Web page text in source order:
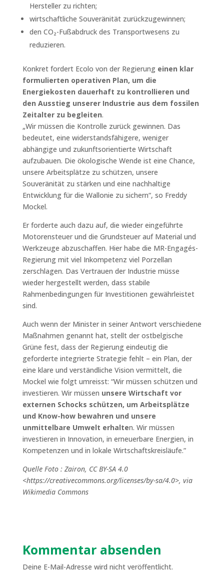
Hersteller zu richten;
wirtschaftliche Souveränität zurückzugewinnen;
den CO₂-Fußabdruck des Transportwesens zu
reduzieren.
Konkret fordert Ecolo von der Regierung einen klar
formulierten operativen Plan, um die
Energiekosten dauerhaft zu kontrollieren und
den Ausstieg unserer Industrie aus dem fossilen
Zeitalter zu begleiten.
„Wir müssen die Kontrolle zurück gewinnen. Das
bedeutet, eine widerstandsfähigere, weniger
abhängige und zukunftsorientierte Wirtschaft
aufzubauen. Die ökologische Wende ist eine Chance,
unsere Arbeitsplätze zu schützen, unsere
Souveränität zu stärken und eine nachhaltige
Entwicklung für die Wallonie zu sichern“, so Freddy
Mockel.
Er forderte auch dazu auf, die wieder eingeführte
Motorensteuer und die Grundsteuer auf Material und
Werkzeuge abzuschaffen. Hier habe die MR-Engagés-
Regierung mit viel Inkompetenz viel Porzellan
zerschlagen. Das Vertrauen der Industrie müsse
wieder hergestellt werden, dass stabile
Rahmenbedingungen für Investitionen gewährleistet
sind.
Auch wenn der Minister in seiner Antwort verschiedene
Maßnahmen genannt hat, stellt der ostbelgische
Grüne fest, dass der Regierung eindeutig die
geforderte integrierte Strategie fehlt – ein Plan, der
eine klare und verständliche Vision vermittelt, die
Mockel wie folgt umreisst: “Wir müssen schützen und
investieren. Wir müssen unsere Wirtschaft vor
externen Schocks schützen, um Arbeitsplätze
und Know-how bewahren und unsere
unmittelbare Umwelt erhalten. Wir müssen
investieren in Innovation, in erneuerbare Energien, in
Kompetenzen und in lokale Wirtschaftskreisläufe.”
Quelle Foto : Zairon, CC BY-SA 4.0
<https://creativecommons.org/licenses/by-sa/4.0>, via
Wikimedia Commons
Kommentar absenden
Deine E-Mail-Adresse wird nicht veröffentlicht.